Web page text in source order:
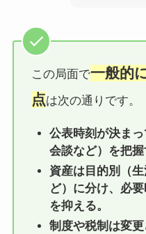
この局面で一般的
点は次の通りです。
公表時刻が決ま
会談など）を把握
資産は目的別（
ど）に分け、必
を抑える。
制度や税制は変